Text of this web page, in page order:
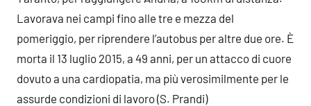
Lavorava nei campi fino alle tre e mezza del
pomeriggio, per riprendere l’autobus per altre due ore. È
morta il 13 luglio 2015, a 49 anni, per un attacco di cuore
dovuto a una cardiopatia, ma più verosimilmente per le
assurde condizioni di lavoro (S. Prandi)